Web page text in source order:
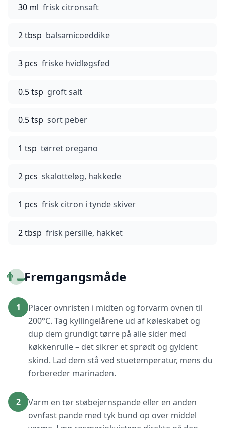
30 ml frisk citronsaft
2 tbsp balsamicoeddike
3 pcs friske hvidløgsfed
0.5 tsp groft salt
0.5 tsp sort peber
1 tsp tørret oregano
2 pcs skalotteløg, hakkede
1 pcs frisk citron i tynde skiver
2 tbsp frisk persille, hakket
👨‍🍳Fremgangsmåde
1
Placer ovnristen i midten og forvarm ovnen til
200°C. Tag kyllingelårene ud af køleskabet og
dup dem grundigt tørre på alle sider med
køkkenrulle – det sikrer et sprødt og gyldent
skind. Lad dem stå ved stuetemperatur, mens du
forbereder marinaden.
2
Varm en tør støbejernspande eller en anden
ovnfast pande med tyk bund op over middel